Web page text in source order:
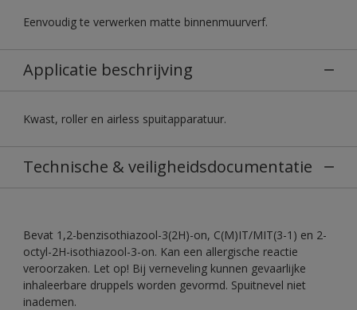
Eenvoudig te verwerken matte binnenmuurverf.
Applicatie beschrijving
Kwast, roller en airless spuitapparatuur.
Technische & veiligheidsdocumentatie
Bevat 1,2-benzisothiazool-3(2H)-on, C(M)IT/MIT(3-1) en 2-
octyl-2H-isothiazool-3-on. Kan een allergische reactie
veroorzaken. Let op! Bij verneveling kunnen gevaarlijke
inhaleerbare druppels worden gevormd. Spuitnevel niet
inademen.